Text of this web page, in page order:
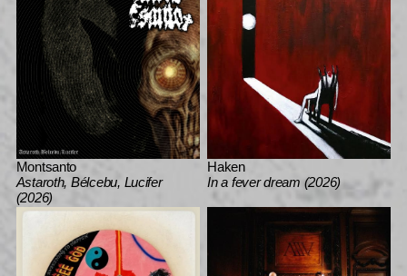
Montsanto
Astaroth, Bélcebu, Lucifer
(2026)
Haken
In a fever dream (2026)